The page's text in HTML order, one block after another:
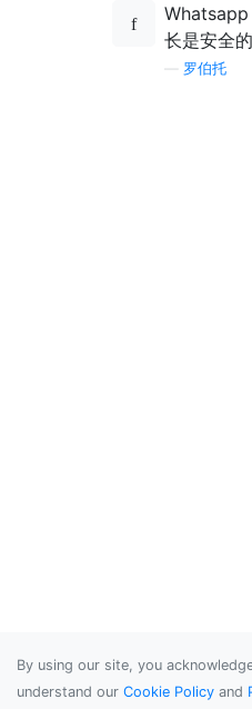
Whatsapp
长是安全的
罗伯托
By using our site, you
understand our Cookie Policy and